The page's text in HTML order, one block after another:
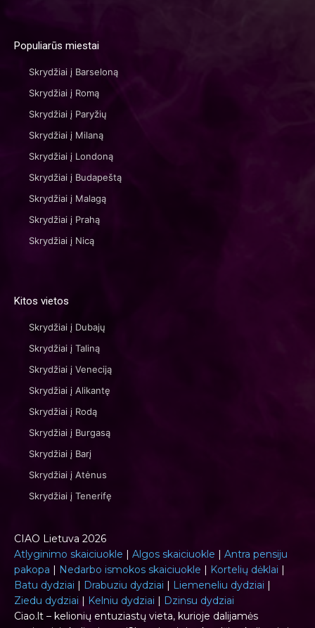
Populiarūs miestai
Skrydžiai į Barseloną
Skrydžiai į Romą
Skrydžiai į Paryžių
Skrydžiai į Milaną
Skrydžiai į Londoną
Skrydžiai į Budapeštą
Skrydžiai į Malagą
Skrydžiai į Prahą
Skrydžiai į Nicą
Kitos vietos
Skrydžiai į Dubajų
Skrydžiai į Taliną
Skrydžiai į Veneciją
Skrydžiai į Alikantę
Skrydžiai į Rodą
Skrydžiai į Burgasą
Skrydžiai į Barį
Skrydžiai į Atėnus
Skrydžiai į Tenerifę
CIAO Lietuva 2026
Atlyginimo skaiciuokle | Algos skaiciuokle | Antra pensiju
pakopa | Nedarbo ismokos skaiciuokle | Kortelių dėklai |
Batu dydziai | Drabuziu dydziai | Liemeneliu dydziai |
Ziedu dydziai | Kelniu dydziai | Dzinsu dydziai
Ciao.lt – kelionių entuziastų vieta, kurioje dalijamės